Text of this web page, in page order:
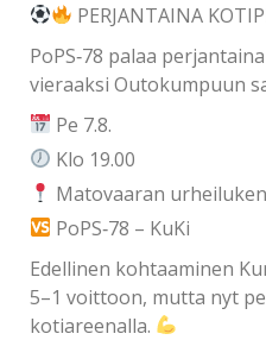
PERJANTAINA
PoPS‑78 palaa
vieraaksi Outokumpuun
Pe 7.8.
Klo 19.00
Matovaaran
PoPS‑78 – KuKi
Edellinen kohtaaminen
5–1 voittoon, mutta nyt
kotiareenalla.